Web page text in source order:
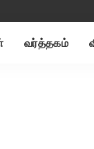
வர்த்தகம்